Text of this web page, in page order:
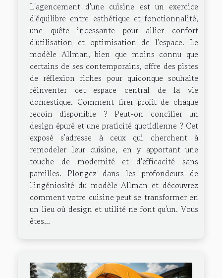
L'agencement d'une cuisine est un exercice
d'équilibre entre esthétique et fonctionnalité,
une quête incessante pour allier confort
d'utilisation et optimisation de l'espace. Le
modèle Allman, bien que moins connu que
certains de ses contemporains, offre des pistes
de réflexion riches pour quiconque souhaite
réinventer cet espace central de la vie
domestique. Comment tirer profit de chaque
recoin disponible ? Peut-on concilier un
design épuré et une praticité quotidienne ? Cet
exposé s'adresse à ceux qui cherchent à
remodeler leur cuisine, en y apportant une
touche de modernité et d'efficacité sans
pareilles. Plongez dans les profondeurs de
l'ingéniosité du modèle Allman et découvrez
comment votre cuisine peut se transformer en
un lieu où design et utilité ne font qu'un. Vous
êtes...